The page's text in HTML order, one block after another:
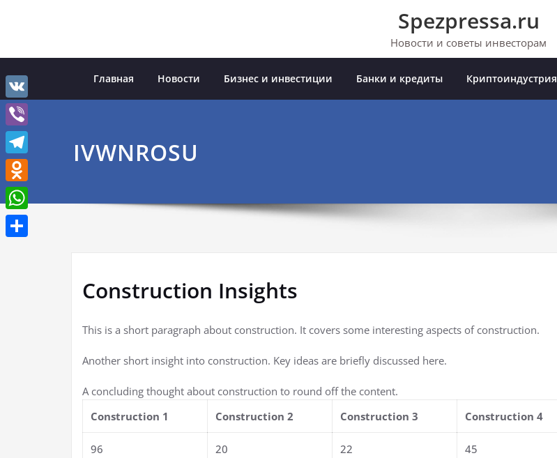
Spezpressa.ru
Новости и советы инвесторам
Главная Новости Бизнес и инвестиции Банки и кредиты Криптоиндустрия
IVWNROSU
Construction Insights
This is a short paragraph about construction. It covers some interesting aspects of construction.
Another short insight into construction. Key ideas are briefly discussed here.
A concluding thought about construction to round off the content.
Construction 1
Construction 2 Construction 3 Construction 4
96 20 22 45
VK
Viber
Telegram
Odnoklassniki
WhatsApp